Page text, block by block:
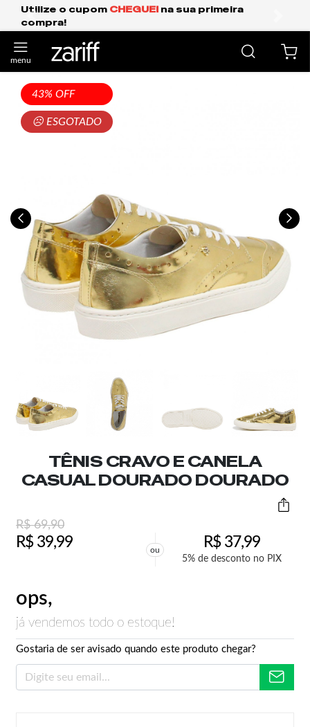
na sua primeira Frete Grátis Expresso
anterior
43% OFF
☹ ESGOTADO
TÊNIS CRAVO E CANELA
CASUAL DOURADO DOURADO
R$69,90
R$39,99 ou R$37,99
5% de desconto no PIX
ops,
já vendemos todo o estoque!
Gostaria de ser avisado quando este produto chegar?